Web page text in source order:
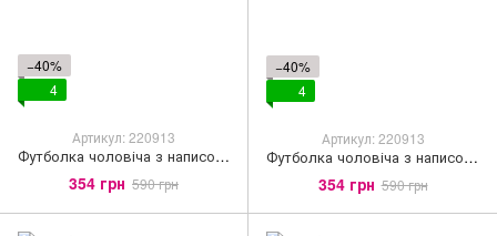
−40%
4
Артикул: 220913
Футболка чоловіча з написом помаранчева
354 грн 590 грн
−40%
4
Артикул: 220913
Футболка чоловіча з написом сіро-блакитна
354 грн 590 грн